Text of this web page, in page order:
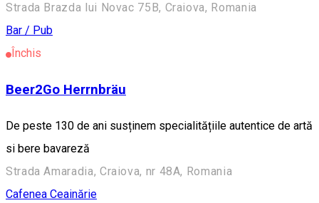
Strada Brazda lui Novac 75B, Craiova, Romania
Bar / Pub
Închis
Beer2Go Herrnbräu
De peste 130 de ani susținem specialitățiile autentice de artă
si bere bavareză
Strada Amaradia, Craiova, nr 48A, Romania
Cafenea Ceainărie